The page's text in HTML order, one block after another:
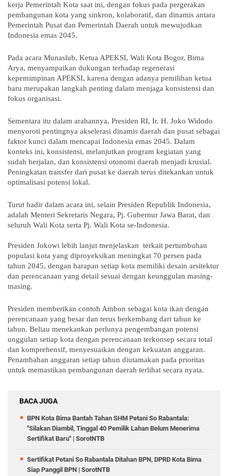
kerja Pemerintah Kota saat ini, dengan fokus pada pergerakan
pembangunan kota yang sinkron, kolaboratif, dan dinamis antara
Pemerintah Pusat dan Pemerintah Daerah untuk mewujudkan
Indonesia emas 2045.
Pada acara Munaslub, Ketua APEKSI, Wali Kota Bogor, Bima
Arya, menyampaikan dukungan terhadap regenerasi
kepemimpinan APEKSI, karena dengan adanya pemilihan ketua
baru merupakan langkah penting dalam menjaga konsistensi dan
fokus organisasi.
Sementara itu dalam arahannya, Presiden RI, Ir. H. Joko Widodo
menyoroti pentingnya akselerasi dinamis daerah dan pusat sebagai
faktor kunci dalam mencapai Indonesia emas 2045. Dalam
konteks ini, konsistensi, melanjutkan program kegiatan yang
sudah berjalan, dan konsistensi otonomi daerah menjadi krusial.
Peningkatan transfer dari pusat ke daerah terus ditekankan untuk
optimalisasi potensi lokal.
Turut hadir dalam acara ini, selain Presiden Republik Indonesia,
adalah Menteri Sekretaris Negara, Pj. Gubernur Jawa Barat, dan
seluruh Wali Kota serta Pj. Wali Kota se-Indonesia.
Presiden Jokowi lebih lanjut menjelaskan terkait pertumbuhan
populasi kota yang diproyeksikan meningkat 70 persen pada
tahun 2045, dengan harapan setiap kota memiliki desain arsitektur
dan perencanaan yang detail sesuai dengan keunggulan masing-
masing.
Presiden memberikan contoh Ambon sebagai kota ikan dengan
perencanaan yang besar dan terus berkembang dari tahun ke
tahun. Beliau menekankan perlunya pengembangan potensi
unggulan setiap kota dengan perencanaan terkonsep secara total
dan komprehensif, menyesuaikan dengan kekuatan anggaran.
Penambahan anggaran setiap tahun diutamakan pada prioritas
untuk memastikan pembangunan daerah terlihat secara nyata.
BACA JUGA
BPN Kota Bima Bantah Tahan SHM Petani So Rabantala:
"Silakan Diambil, Tinggal 40 Pemilik Lahan Belum Menerima
Sertifikat Baru" | SorotNTB
Sertifikat Petani So Rabantala Ditahan BPN, DPRD Kota Bima
Siap Panggil BPN | SorotNTB